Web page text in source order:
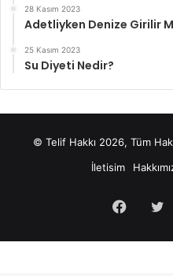
28 Kasım 2023
Adetliyken Denize Girilir
25 Kasım 2023
Su Diyeti Nedir?
© Telif Hakkı 2026, Tüm
İletisim